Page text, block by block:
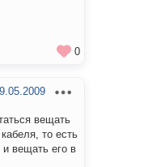
0
вещать
то есть
и вещать его в